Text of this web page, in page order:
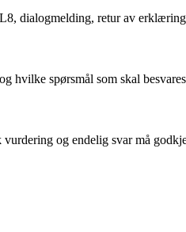
dialogmelding, retur av
hvilke spørsmål som skal
og endelig svar må